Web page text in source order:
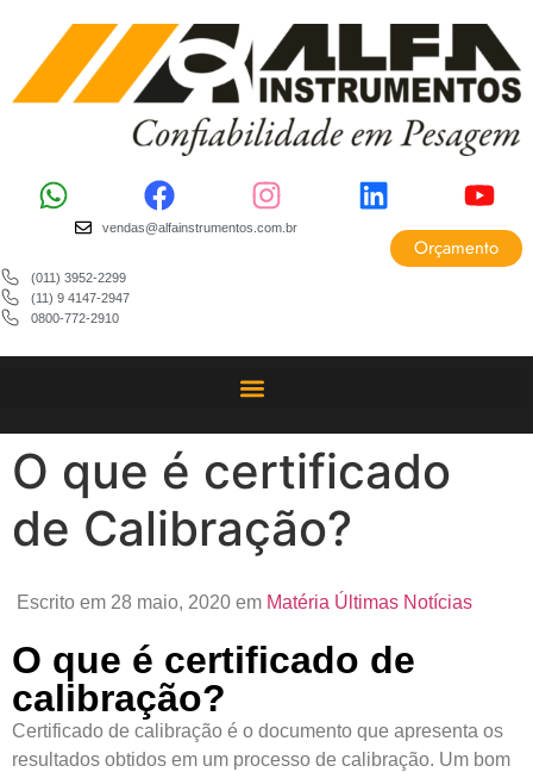
vendas@alfainstrumentos.com.br
Orçamento
(011) 3952-2299
(11) 9 4147-2947
0800-772-2910
O que é certificado
de Calibração?
Escrito em 28 maio, 2020 em Matéria Últimas Notícias
O que é certificado de
calibração?
Certificado de calibração é o documento que apresenta os
resultados obtidos em um processo de calibração. Um bom